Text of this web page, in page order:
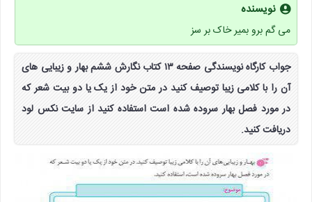
نویسنده
می گم برو بمیر خاک بر سز
جواب کارگاه نویسندگی صفحه ۱۳ کتاب نگارش ششم بهار و زیبایی های
آن را با کلامی زیبا توصیف کنید در متن خود از یک یا دو بیت شعر که
در مورد فصل بهار سروده شده است استفاده کنید از سایت نکس لود
دریافت کنید.